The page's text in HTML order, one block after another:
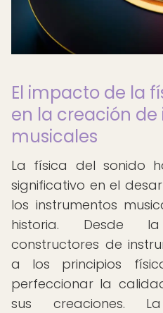
El impacto de la
en la creación
musicales
La física del sonido
significativo en el
los instrumentos
historia. Desde
constructores de
a los principios
perfeccionar la
sus creaciones.